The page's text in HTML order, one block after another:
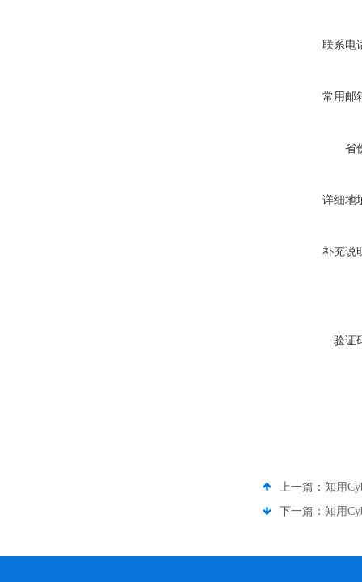
联系电
常用邮
省
详细地
补充说
验证
上一篇： 知用
下一篇： 知用